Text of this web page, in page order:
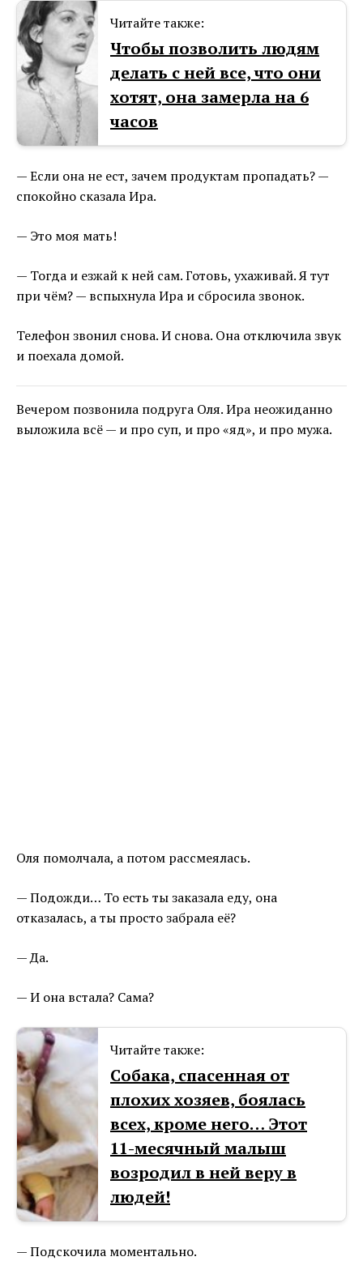
Читайте также:
Чтобы позволить людям
делать с ней все, что они
хотят, она замерла на 6
часов
— Если она не ест, зачем продуктам пропадать? —
спокойно сказала Ира.
— Это моя мать!
— Тогда и езжай к ней сам. Готовь, ухаживай. Я тут
при чём? — вспыхнула Ира и сбросила звонок.
Телефон звонил снова. И снова. Она отключила звук
и поехала домой.
Вечером позвонила подруга Оля. Ира неожиданно
выложила всё — и про суп, и про «яд», и про мужа.
Оля помолчала, а потом рассмеялась.
— Подожди… То есть ты заказала еду, она
отказалась, а ты просто забрала её?
— Да.
— И она встала? Сама?
Читайте также:
Собака, спасенная от
плохих хозяев, боялась
всех, кроме него… Этот
11-месячный малыш
возродил в ней веру в
людей!
— Подскочила моментально.